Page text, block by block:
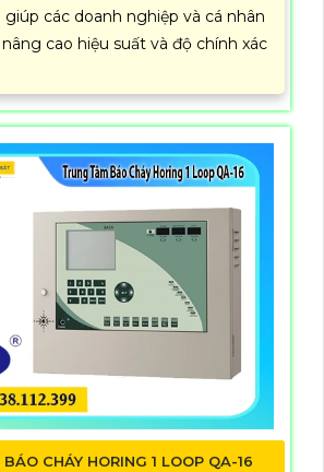
các doanh nghiệp và cá nhân
cao hiệu suất và độ chính xác
CHÁY HORING 1 LOOP QA-16